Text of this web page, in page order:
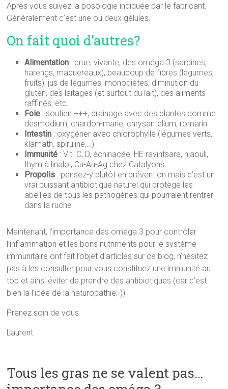
Après vous suivez la posologie indiquée par le fabricant.
Généralement c’est une ou deux gélules.
On fait quoi d’autres?
Alimentation : crue, vivante, des oméga 3 (sardines,
harengs, maquereaux), beaucoup de fibres (légumes,
fruits), jus de légumes, monodiètes, diminution du
gluten, des laitages (et surtout du lait), des aliments
raffinés, etc.
Foie : soutien +++, drainage avec des plantes comme
desmodium, chardon-marie, chrysantellum, romarin
Intestin : oxygéner avec chlorophylle (légumes verts,
klamath, spiruline,…)
Immunité : Vit. C, D, échinacée, HE ravintsara, niaouli,
thym à linalol, Cu-Au-Ag chez Catalyons
Propolis : pensez-y plutôt en prévention mais c’est un
vrai puissant antibiotique naturel qui protège les
abeilles de tous les pathogènes qui pourraient rentrer
dans la ruche
Maintenant, l’importance des oméga 3 pour contrôler
l’inflammation et les bons nutriments pour le système
immunitaire ont fait l’objet d’articles sur ce blog, n’hésitez
pas à les consulter pour vous constituez une immunité au
top et ainsi éviter de prendre des antibiotiques (car c’est
bien là l’idée de la naturopathie;-))
Prenez soin de vous
Laurent
Tous les gras ne se valent pas…